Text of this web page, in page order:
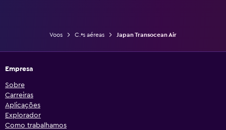
Voos C.ªs aéreas Japan Transocean Air
Empresa
Sobre
Carreiras
Aplicações
Explorador
Como trabalhamos